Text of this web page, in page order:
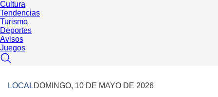
Cultura
Tendencias
Turismo
Deportes
Avisos
Juegos
LOCALDOMINGO, 10 DE MAYO DE 2026